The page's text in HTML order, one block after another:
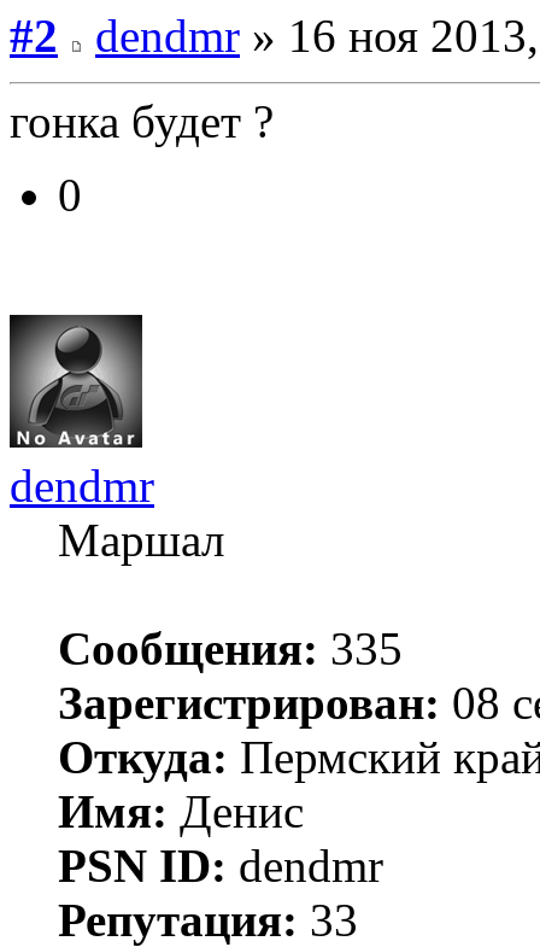
#2
dendmr » 16 ноя
гонка будет ?
0
dendmr
Маршал
Сообщения: 335
Зарегистрирован: 08
Откуда: Пермский
Имя: Денис
PSN ID: dendmr
Репутация: 33